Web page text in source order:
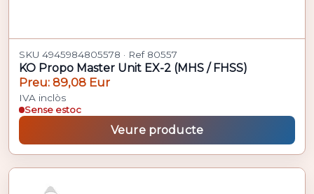
SKU 4945984805578 · Ref 80557
KO Propo Master Unit EX-2 (MHS / FHSS)
Preu: 89,08 Eur
IVA inclòs
Sense estoc
Veure producte